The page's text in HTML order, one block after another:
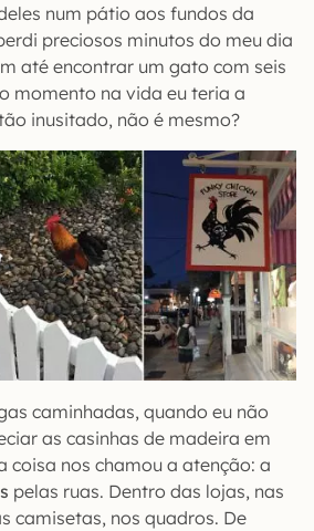
num pátio aos fundos da
preciosos minutos do meu dia
até encontrar um gato com seis
momento na vida eu teria a
inusitado, não é mesmo?
caminhadas, quando eu não
as casinhas de madeira em
coisa nos chamou a atenção: a
pelas ruas. Dentro das lojas, nas
camisetas, nos quadros. De